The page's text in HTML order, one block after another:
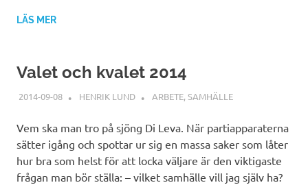
LÄS MER
Valet och kvalet 2014
2014-09-08 HENRIK LUND ARBETE,SAMHÄLLE
Vem ska man tro på sjöng Di Leva. När partiapparaterna
sätter igång och spottar ur sig en massa saker som låter
hur bra som helst för att locka väljare är den viktigaste
frågan man bör ställa: – vilket samhälle vill jag själv ha?